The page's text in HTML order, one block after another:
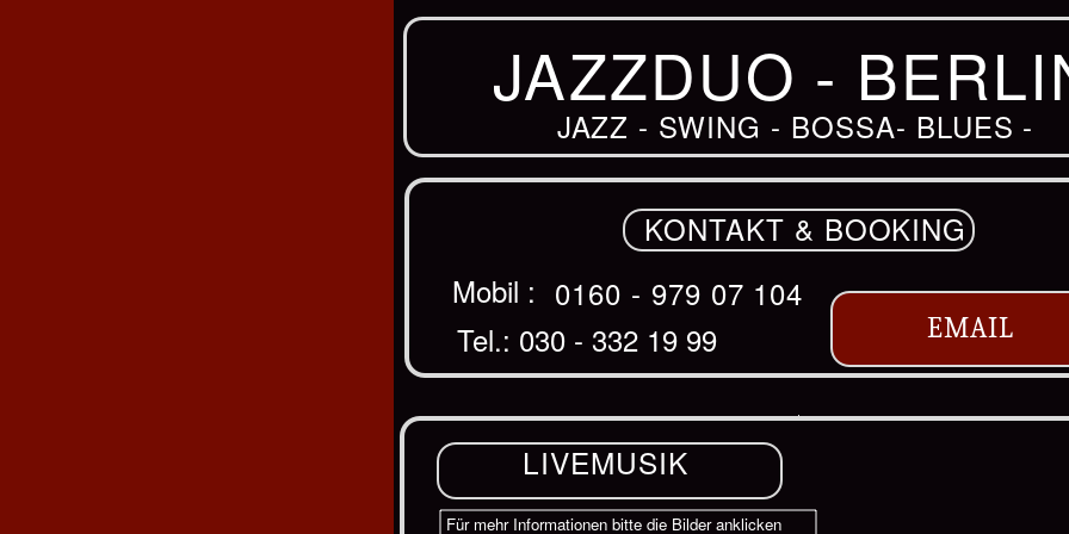
JAZZDUO -
JAZZ - SWING - BOSSA- BLUES -
LIVEMUSIK
Für mehr Informationen bitte die Bilder anklicken
0160 - 979 07 104
KONTAKT & BOOKING
Mobil :
Tel.: 030 - 332 19 99
EMAIL